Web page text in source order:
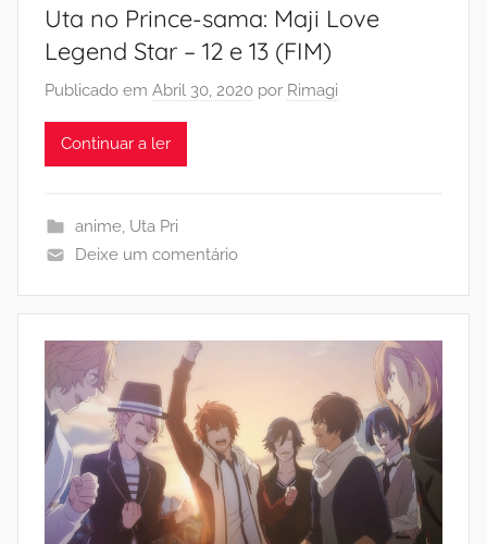
Uta no Prince-sama: Maji Love
Legend Star – 12 e 13 (FIM)
Publicado em Abril 30, 2020 por Rimagi
Continuar a ler
anime, Uta Pri
Deixe um comentário